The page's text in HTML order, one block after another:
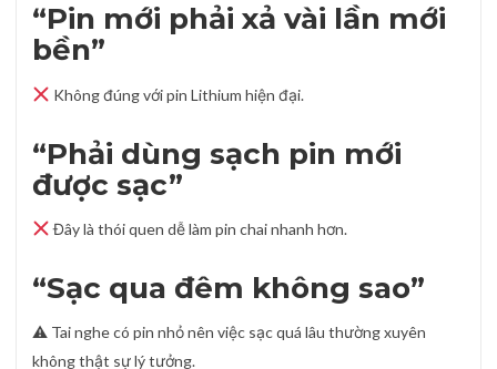
“Pin mới phải xả vài lần mới
bền”
Không đúng với pin Lithium hiện đại.
“Phải dùng sạch pin mới
được sạc”
Đây là thói quen dễ làm pin chai nhanh hơn.
“Sạc qua đêm không sao”
⚠ Tai nghe có pin nhỏ nên việc sạc quá lâu thường xuyên
không thật sự lý tưởng.